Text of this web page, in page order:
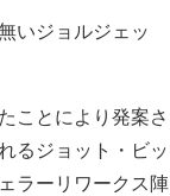
いジョルジェッ
ことにより発案さ
るジョット・ビッ
ラーリワークス陣